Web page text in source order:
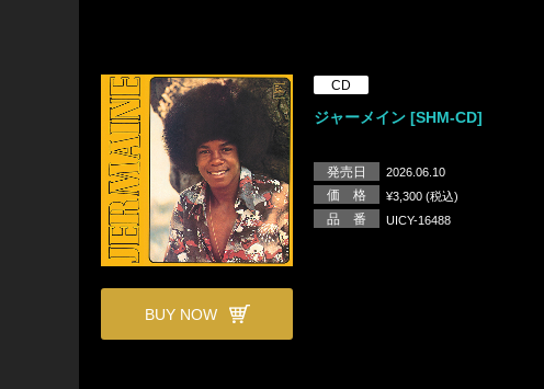
BUY NOW
CD
ジャーメイン [SHM-CD]
発売日 2026.06.10
価 格 ¥3,300 (税込)
品 番 UICY-16488